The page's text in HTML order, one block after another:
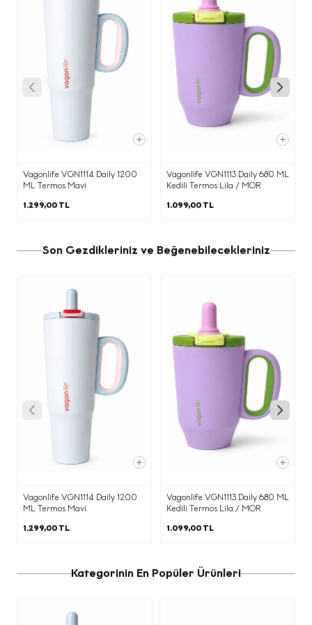
"Sipariş Detayı" sayfasından " İade Talebi" butonuna basınız. Ekranda
çıkan iade kodu ile birlikte ücretsiz olarak MNG ve UPS Kargo ile iade
gönderiminizi tamamlayınız. Diğer tüm kargo şirketleri ile yapılan
iadelerde kargo ücreti göndericiye aittir.
Vagonlife VGN1114 Daily 1200
ML Termos Mavi
1.299,00 TL
Vagonlife VGN1113 Daily 680 ML
Kedili Termos Lila / MOR
1.099,00 TL
Son Gezdikleriniz ve Beğenebilecekleriniz
Vagonlife VGN1114 Daily 1200
ML Termos Mavi
1.299,00 TL
Vagonlife VGN1113 Daily 680 ML
Kedili Termos Lila / MOR
1.099,00 TL
Kategorinin En Popüler Ürünleri
E-Bülten Sözleşmesi
KİŞİSEL VERİLERİN İŞLENMESİNE
İLİŞKİN AYDINLATMA METNİ
Aydınlatma Metni ’ni okuyarak kişisel
kapsamda haklarınızı ayrıntılarıyla
incelemenizi rica ediyoruz.
a) Veri Sorumlusu
6698 sayılı Kişisel Verilerin Korunması
Kanunu (“
KVKK
”) uyarınca, kişisel
verileriniz; veri sorumlusu olarak Ecrou
Mağazacılık Anonim Şirket
(“Şirket”)
tarafından aşağıda açıklanan kapsamda
işlenecektir.
b) Kişisel Verilerinizin Hangi Amaçlarla
İşleneceği
reklam ve pazarlama amaçlı iletilerin
gönderilmesi kapsamında e-postanızı
paylaşmanız ile elde edilen kişisel
·
yürütülmesi, Ecrou ürünleri ve güncel